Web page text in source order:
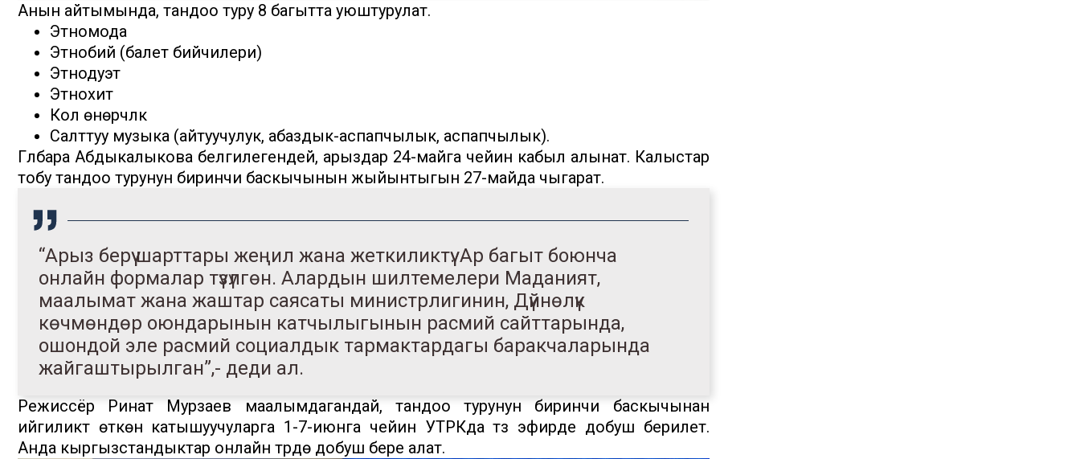
Анын айтымында, тандоо туру 8 багытта уюштурулат.
Этномода
Этнобий (балет бийчилери)
Этнодуэт
Этнохит
Кол өнөрчүлүк
Салттуу музыка (айтуучулук, абаздык-аспапчылык, аспапчылык).
Гүлбара Абдыкалыкова белгилегендей, арыздар 24-майга чейин кабыл алынат. Калыстар
тобу тандоо турунун биринчи баскычынын жыйынтыгын 27-майда чыгарат.
“Арыз берүү шарттары жеңил жана жеткиликтүү. Ар багыт боюнча
онлайн формалар түзүлгөн. Алардын шилтемелери Маданият,
маалымат жана жаштар саясаты министрлигинин, Дүйнөлүк
көчмөндөр оюндарынын катчылыгынын расмий сайттарында,
ошондой эле расмий социалдык тармактардагы баракчаларында
жайгаштырылган”,- деди ал.
Режиссёр Ринат Мурзаев маалымдагандай, тандоо турунун биринчи баскычынан
ийгиликтүү өткөн катышуучуларга 1-7-июнга чейин УТРКда түз эфирде добуш берилет.
Анда кыргызстандыктар онлайн түрдө добуш бере алат.